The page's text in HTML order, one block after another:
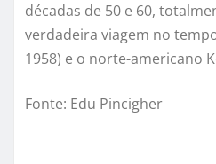
décadas de 50 e 60,
verdadeira viagem no
1958) e o norte-americano
Fonte: Edu Pincigher